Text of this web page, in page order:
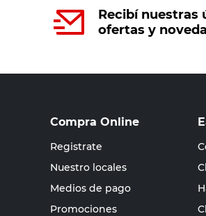
Recibí nuestras
ofertas y
Compra Online
Registrate
Nuestro locales
Medios de pago
Promociones